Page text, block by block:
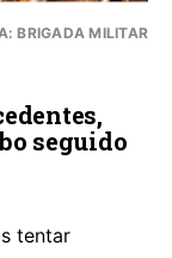
BRIGADA MILITAR
seguido
tentar